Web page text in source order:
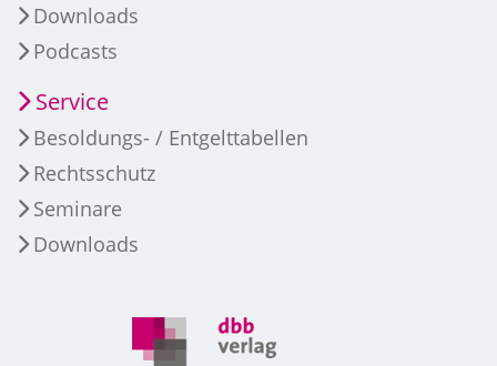
Downloads
Podcasts
Service
Besoldungs- / Entgelttabellen
Rechtsschutz
Seminare
Downloads